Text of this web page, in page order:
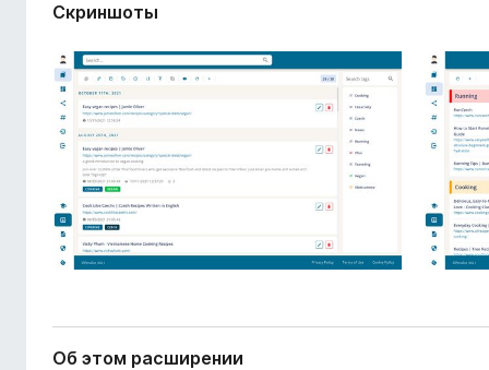
ш
р
е
н
и
Скриншоты
Об этом расширении